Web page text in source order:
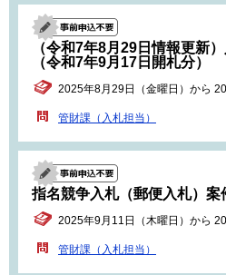
（令和7年8月29日情報更新
（令和7年9月17日開札分）
2025年8月29日（金曜日）から
管財課（入札担当）
指名競争入札（郵便入札）案
2025年9月11日（木曜日）から
管財課（入札担当）